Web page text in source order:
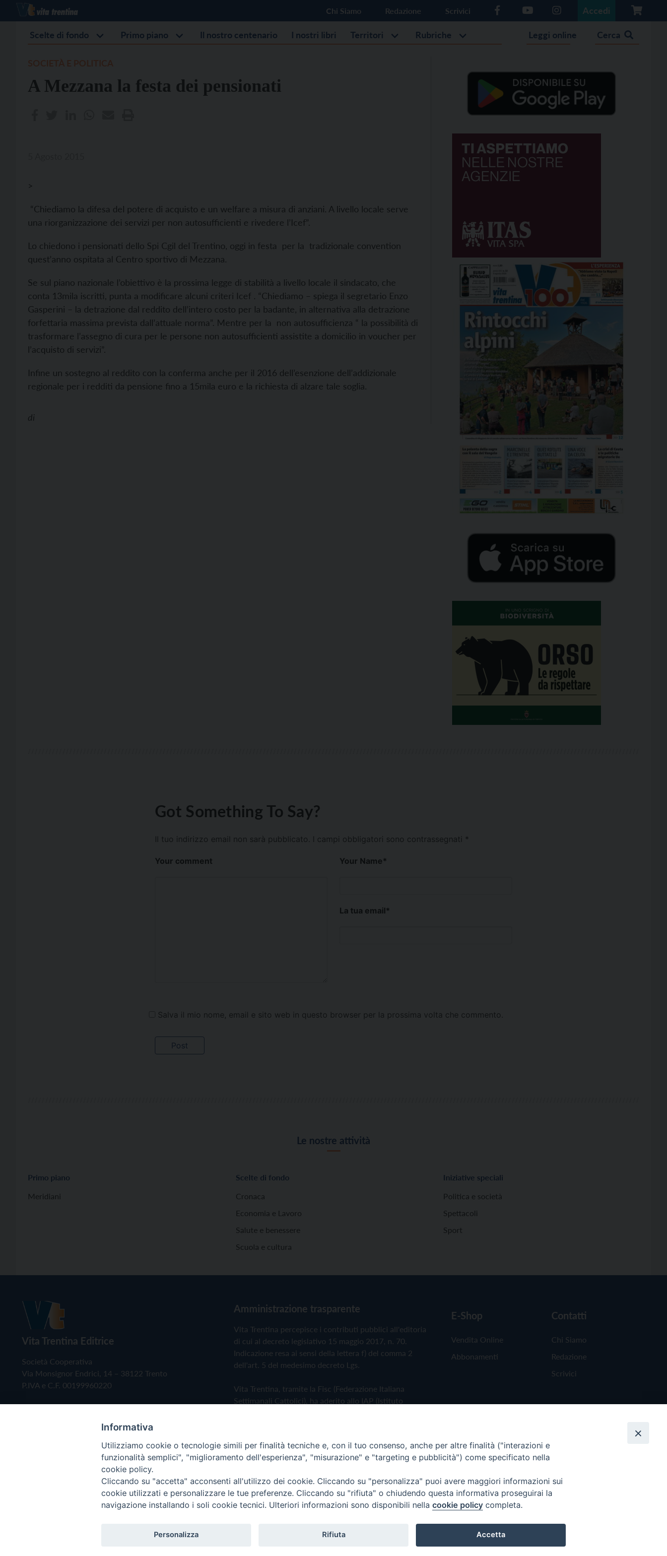
Chi Siamo Redazione Scrivici Accedi
Scelte di fondo Primo piano Il nostro centenario I nostri libri Territori Rubriche Leggi online Cerca
A Mezzana la festa dei pensionati
>
“Chiediamo la difesa del potere di acquisto e un welfare a misura di anziani. A livello locale serve
una riorganizzazione dei servizi per non autosufficienti e rivedere l’Icef”.
Lo chiedono i pensionati dello Spi Cgil del Trentino, oggi in festa per la tradizionale convention
quest’anno ospitata al Centro sportivo di Mezzana.
Se sul piano nazionale l’obiettivo è la prossima legge di stabilità a livello locale il sindacato, che
conta 13mila iscritti, punta a modificare alcuni criteri Icef . “Chiediamo – spiega il segretario Enzo
Gasperini – la detrazione dal reddito dell’intero costo per la badante, in alternativa alla detrazione
forfettaria massima prevista dall’attuale norma”. Mentre per la non autosufficienza “ la possibilità di
trasformare l’assegno di cura per le persone non autosufficienti assistite a domicilio in voucher per
l’acquisto di servizi”.
Infine un sostegno al reddito con la conferma anche per il 2016 dell’esenzione dell’addizionale
regionale per i redditi da pensione fino a 15mila euro e la richiesta di alzare tale soglia.
di
Got Something To Say?
Il tuo indirizzo email non sarà pubblicato. I campi obbligatori sono contrassegnati *
Your comment Your Name*
La tua email*
Salva il mio nome, email e sito web in questo browser per la prossima volta che commento.
Le nostre attività
Primo piano
Meridiani
Scelte di fondo
Cronaca
Economia e Lavoro
Salute e benessere
Scuola e cultura
Iniziative speciali
Politica e società
Spettacoli
Sport
Vita Trentina Editrice
Società Cooperativa
Via Monsignor Endrici, 14 – 38122 Trento
P.IVA e C.F. 00199960220
Amministrazione trasparente
Vita Trentina percepisce i contributi pubblici all'editoria
di cui al decreto legislativo 15 maggio 2017, n. 70.
Indicazione resa ai sensi della lettera f) del comma 2
dell'art. 5 del medesimo decreto Lgs.
Vita Trentina, tramite la Fisc (Federazione Italiana
Settimanali Cattolici), ha aderito allo IAP (Istituto
Privacy Policy Cookie Policy
E-Shop
Vendita Online
Abbonamenti
Contatti
Chi Siamo
Redazione
Scrivici
Copyright © 2019 - Tutti i diritti riservati - Vita Trentina Editrice
Informativa
Utilizziamo cookie o tecnologie simili per finalità tecniche e, con il tuo consenso, anche per altre finalità ("interazioni e
funzionalità semplici", "miglioramento dell'esperienza", "misurazione" e "targeting e pubblicità") come specificato nella
cookie policy.
Cliccando su "accetta" acconsenti all'utilizzo dei cookie. Cliccando su "personalizza" puoi avere maggiori informazioni sui
cookie utilizzati e personalizzare le tue preferenze. Cliccando su "rifiuta" o chiudendo questa informativa proseguirai la
navigazione installando i soli cookie tecnici. Ulteriori informazioni sono disponibili nella cookie policy completa.
Personalizza Rifiuta Accetta